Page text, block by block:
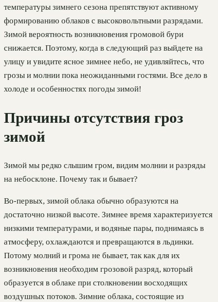
температуры зимнего сезона препятствуют активному
формированию облаков с высоковольтными разрядами.
Зимой вероятность возникновения громовой бури
снижается. Поэтому, когда в следующий раз выйдете на
улицу и увидите ясное зимнее небо, не удивляйтесь, что
грозы и молнии пока неожиданными гостями. Все дело в
холоде и особенностях погоды зимой!
Причины отсутствия гроз
зимой
Зимой мы редко слышим гром, видим молнии и разряды
на небосклоне. Почему так и бывает?
Во-первых, зимой облака обычно образуются на
достаточно низкой высоте. Зимнее время характеризуется
низкими температурами, и водяные пары, поднимаясь в
атмосферу, охлаждаются и превращаются в льдинки.
Потому молний и грома не бывает, так как для их
возникновения необходим грозовой разряд, который
образуется в облаке при столкновении восходящих
воздушных потоков. Зимние облака, состоящие из